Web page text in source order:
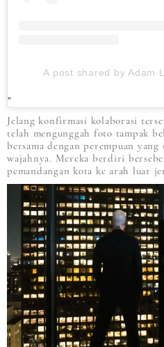
A post shared by Adam
Jelang konfirmasi kolaborasi
telah mengunggah foto tampak
bersama dengan perempuan
wajahnya. Mereka berdiri
pemandangan kota ke arah luar